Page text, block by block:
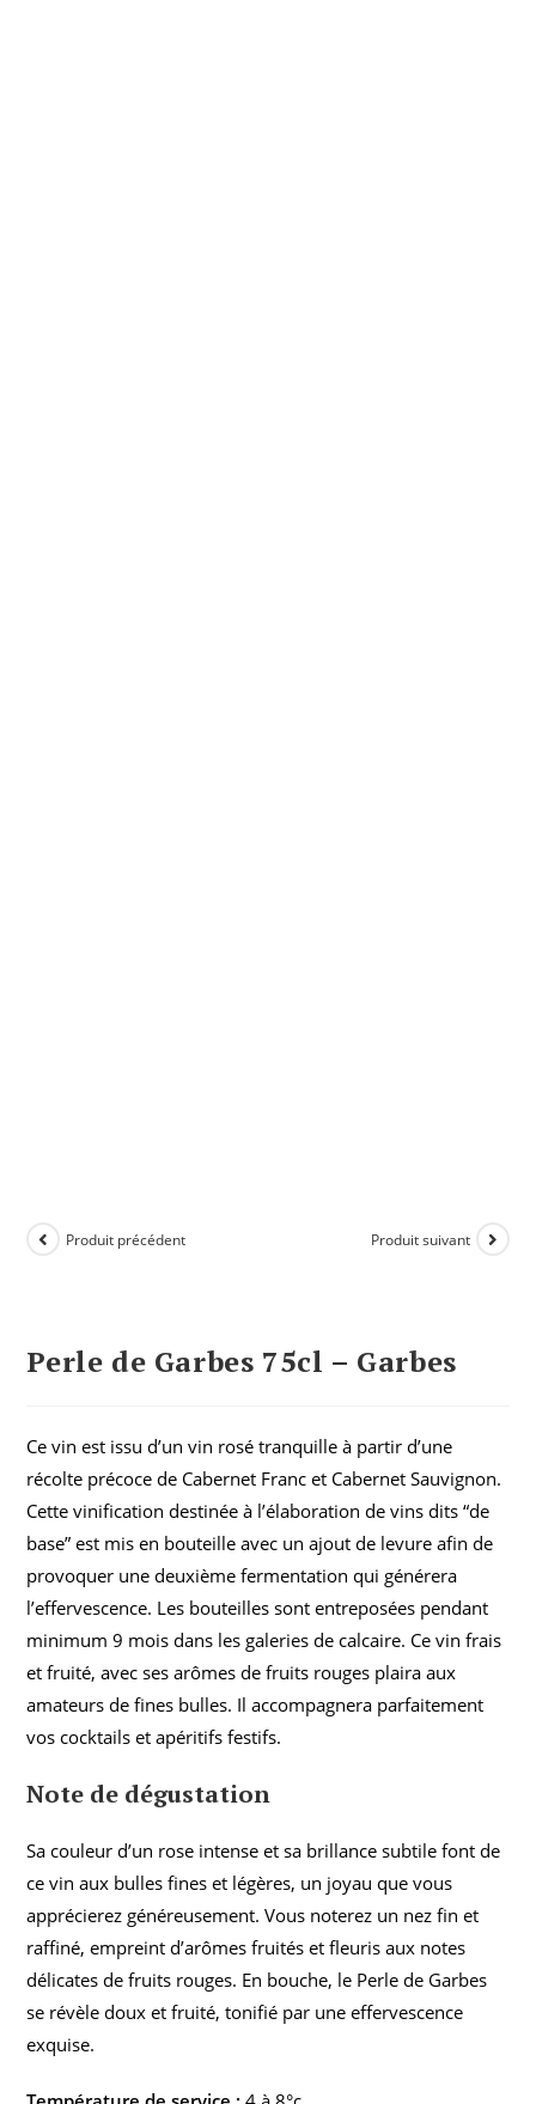
Produit précédent Produit suivant
Perle de Garbes 75cl – Garbes
Ce vin est issu d’un vin rosé tranquille à partir d’une
récolte précoce de Cabernet Franc et Cabernet Sauvignon.
Cette vinification destinée à l’élaboration de vins dits “de
base” est mis en bouteille avec un ajout de levure afin de
provoquer une deuxième fermentation qui générera
l’effervescence. Les bouteilles sont entreposées pendant
minimum 9 mois dans les galeries de calcaire. Ce vin frais
et fruité, avec ses arômes de fruits rouges plaira aux
amateurs de fines bulles. Il accompagnera parfaitement
vos cocktails et apéritifs festifs.
Note de dégustation
Sa couleur d’un rose intense et sa brillance subtile font de
ce vin aux bulles fines et légères, un joyau que vous
apprécierez généreusement. Vous noterez un nez fin et
raffiné, empreint d’arômes fruités et fleuris aux notes
délicates de fruits rouges. En bouche, le Perle de Garbes
se révèle doux et fruité, tonifié par une effervescence
exquise.